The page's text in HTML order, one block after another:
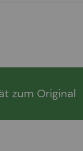
zum Original